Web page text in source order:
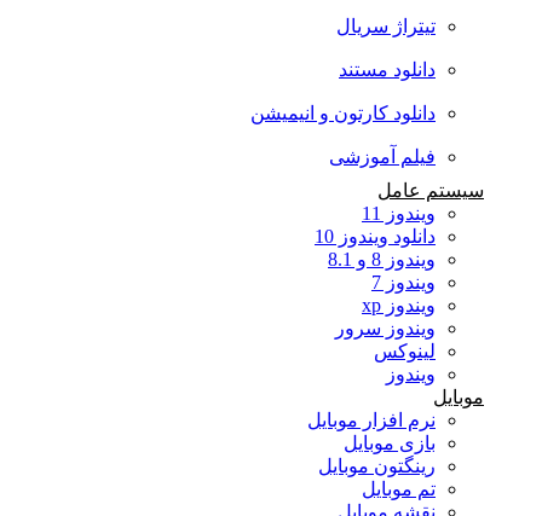
تیتراژ سریال
دانلود مستند
دانلود کارتون و انیمیشن
فیلم آموزشی
سیستم عامل
ویندوز 11
دانلود ویندوز 10
ویندوز 8 و 8.1
ویندوز 7
ویندوز xp
ویندوز سرور
لینوکس
ویندوز
موبایل
نرم افزار موبایل
بازی موبایل
رینگتون موبایل
تم موبایل
نقشه موبایل